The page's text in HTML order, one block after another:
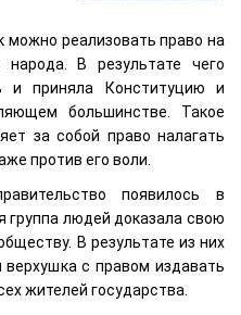
можно реализовать право на
народа. В результате чего
и приняла Конституцию и
большинстве. Такое
за собой право налагать
против его воли.
появилось в
группа людей доказала свою
В результате из них
с правом издавать
жителей государства.